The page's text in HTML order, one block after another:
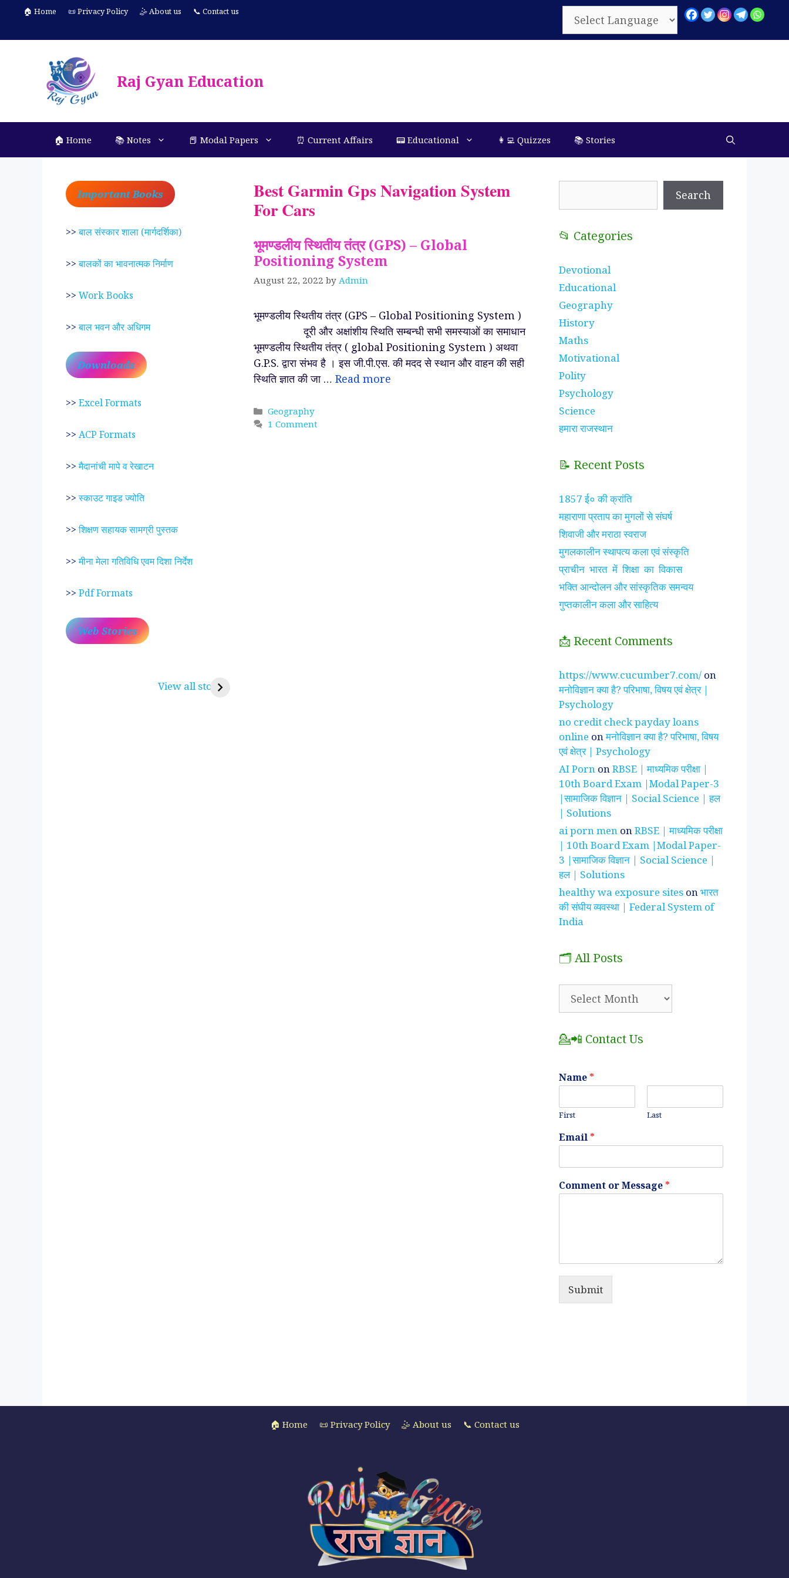
content
🏠 Home 📜 Privacy Policy 🤹 About us 📞 Contact us
Raj Gyan Education
🏠 Home 📚 Notes 📕 Modal Papers ⏰ Current Affairs 📟 Educational 👩‍💻 Quizzes 📚 Stories
Best Garmin Gps Navigation System
For Cars
भूमण्डलीय स्थितीय तंत्र (GPS) – Global
Positioning System
August 22, 2022 by Admin
भूमण्डलीय स्थितीय तंत्र (GPS – Global Positioning System )
दूरी और अक्षांशीय स्थिति सम्बन्धी सभी समस्याओं का समाधान
भूमण्डलीय स्थितीय तंत्र ( global Positioning System ) अथवा
G.P.S. द्वारा संभव है । इस जी.पी.एस. की मदद से स्थान और वाहन की सही
स्थिति ज्ञात की जा … Read more
Categories
Geography
1 Comment
Important Books
>>बाल संस्कार शाला (मार्गदर्शिका)
>>बालकों का भावनात्मक निर्माण
>> Work Books
>>बाल भवन और अधिगम
Downloads
>> Excel Formats
>> ACP Formats
>>मैदानांची मापे व रेखाटन
>>स्काउट गाइड ज्योति
>>शिक्षण सहायक सामग्री पुस्तक
>>मीना मेला गतिविधि एवम दिशा निर्देश
>> Pdf Formats
Web Stories
View all stories
करुणा व प्रेम का प्रतीक
रामसा पीर, रुणेचा रा धणी,
झाँसी की रानी के रहस्मयी
सुनीता विलियम्स ~
भारतीय मूल की अन्तरिक्ष
यात्री
Search
📂 Categories
Devotional
Educational
Geography
History
Maths
Motivational
Polity
Psychology
Science
हमारा राजस्थान
📝 Recent Posts
1857 ई० की क्रांति
महाराणा प्रताप का मुगलों से संघर्ष
शिवाजी और मराठा स्वराज
मुगलकालीन स्थापत्य कला एवं संस्कृति
प्राचीन भारत में शिक्षा का विकास
भक्ति आन्दोलन और सांस्कृतिक समन्वय
गुप्तकालीन कला और साहित्य
📩 Recent Comments
https://www.cucumber7.com/ on
मनोविज्ञान क्या है? परिभाषा, विषय एवं क्षेत्र |
Psychology
no credit check payday loans
online onमनोविज्ञान क्या है? परिभाषा, विषय
एवं क्षेत्र | Psychology
AI Porn onRBSE | माध्यमिक परीक्षा |
10th Board Exam |Modal Paper-3
|सामाजिक विज्ञान | Social Science | हल
| Solutions
ai porn men onRBSE | माध्यमिक परीक्षा
| 10th Board Exam |Modal Paper-
3 |सामाजिक विज्ञान | Social Science |
हल | Solutions
healthy wa exposure sites onभारत
की संघीय व्यवस्था | Federal System of
India
🗂️ All Posts
💁📲 Contact Us
Name *
First Last
Email *
Comment or Message *
Submit
🏠 Home 📜 Privacy Policy 🤹 About us 📞 Contact us